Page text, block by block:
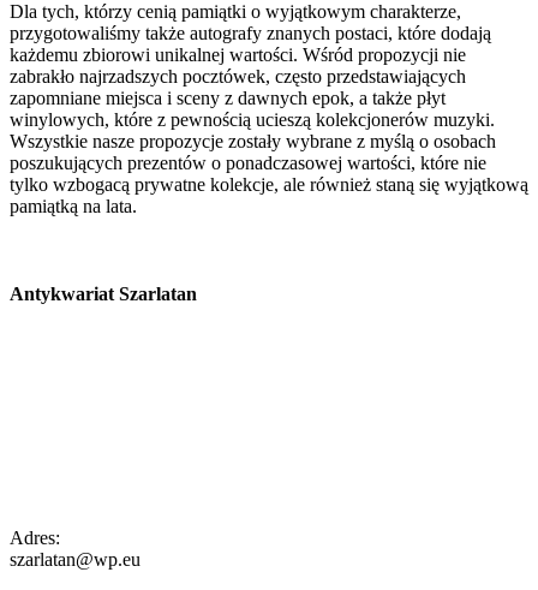
Dla tych, którzy cenią pamiątki o wyjątkowym charakterze,
przygotowaliśmy także autografy znanych postaci, które dodają
każdemu zbiorowi unikalnej wartości. Wśród propozycji nie
zabrakło najrzadszych pocztówek, często przedstawiających
zapomniane miejsca i sceny z dawnych epok, a także płyt
winylowych, które z pewnością ucieszą kolekcjonerów muzyki.
Wszystkie nasze propozycje zostały wybrane z myślą o osobach
poszukujących prezentów o ponadczasowej wartości, które nie
tylko wzbogacą prywatne kolekcje, ale również staną się wyjątkową
pamiątką na lata.
Antykwariat Szarlatan
Adres:
szarlatan@wp.eu